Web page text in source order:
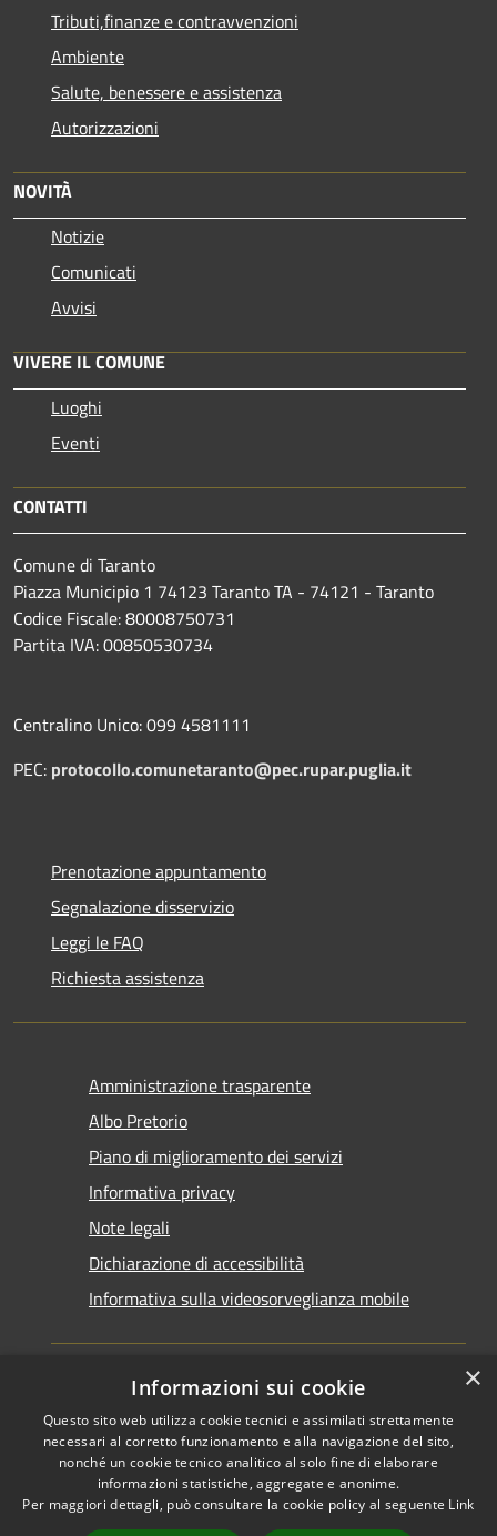
Tributi,finanze e contravvenzioni
Ambiente
Salute, benessere e assistenza
Autorizzazioni
NOVITÀ
Notizie
Comunicati
Avvisi
VIVERE IL COMUNE
Luoghi
Eventi
CONTATTI
Comune di Taranto
Piazza Municipio 1 74123 Taranto TA - 74121 - Taranto
Codice Fiscale: 80008750731
Partita IVA: 00850530734
Centralino Unico: 099 4581111
PEC: protocollo.comunetaranto@pec.rupar.puglia.it
Prenotazione appuntamento
Segnalazione disservizio
Leggi le FAQ
Richiesta assistenza
Amministrazione trasparente
Albo Pretorio
Piano di miglioramento dei servizi
Informativa privacy
Note legali
Dichiarazione di accessibilità
Informativa sulla videosorveglianza mobile
RSS
Accessibilità
Cookie
Copyright © 2026 • Comune di
Taranto • Powered by
Municipium•Accesso
redazione
×
Informazioni sui cookie
Questo sito web utilizza cookie tecnici e assimilati strettamente
necessari al corretto funzionamento e alla navigazione del sito,
nonché un cookie tecnico analitico al solo fine di elaborare
informazioni statistiche, aggregate e anonime.
Per maggiori dettagli, può consultare la cookie policy al seguente Link